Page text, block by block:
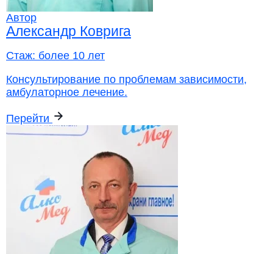
Автор
Александр Коврига
Стаж: более 10 лет
Консультирование по проблемам зависимости,
амбулаторное лечение.
Перейти